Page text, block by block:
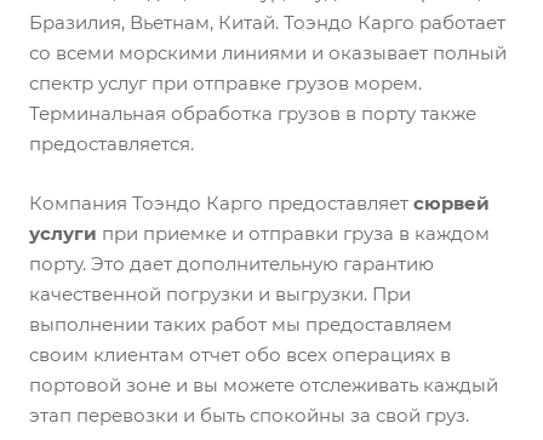
Бразилия, Вьетнам, Китай. Тоэндо Карго работает
со всеми морскими линиями и оказывает полный
спектр услуг при отправке грузов морем.
Терминальная обработка грузов в порту также
предоставляется.
Компания Тоэндо Карго предоставляет сюрвей
услуги при приемке и отправки груза в каждом
порту. Это дает дополнительную гарантию
качественной погрузки и выгрузки. При
выполнении таких работ мы предоставляем
своим клиентам отчет обо всех операциях в
портовой зоне и вы можете отслеживать каждый
этап перевозки и быть спокойны за свой груз.